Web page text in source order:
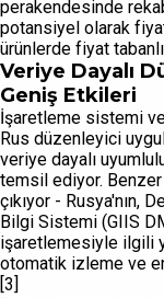
perakendesinde
potansiyel olarak
ürünlerde fiyat
Veriye Dayalı
Geniş Etkileri
İşaretleme sistemi
Rus düzenleyici
veriye dayalı
temsil ediyor.
çıkıyor - Rusya'nın,
Bilgi Sistemi (GIIS
işaretlemesiyle ilgili
otomatik izleme ve
[3]